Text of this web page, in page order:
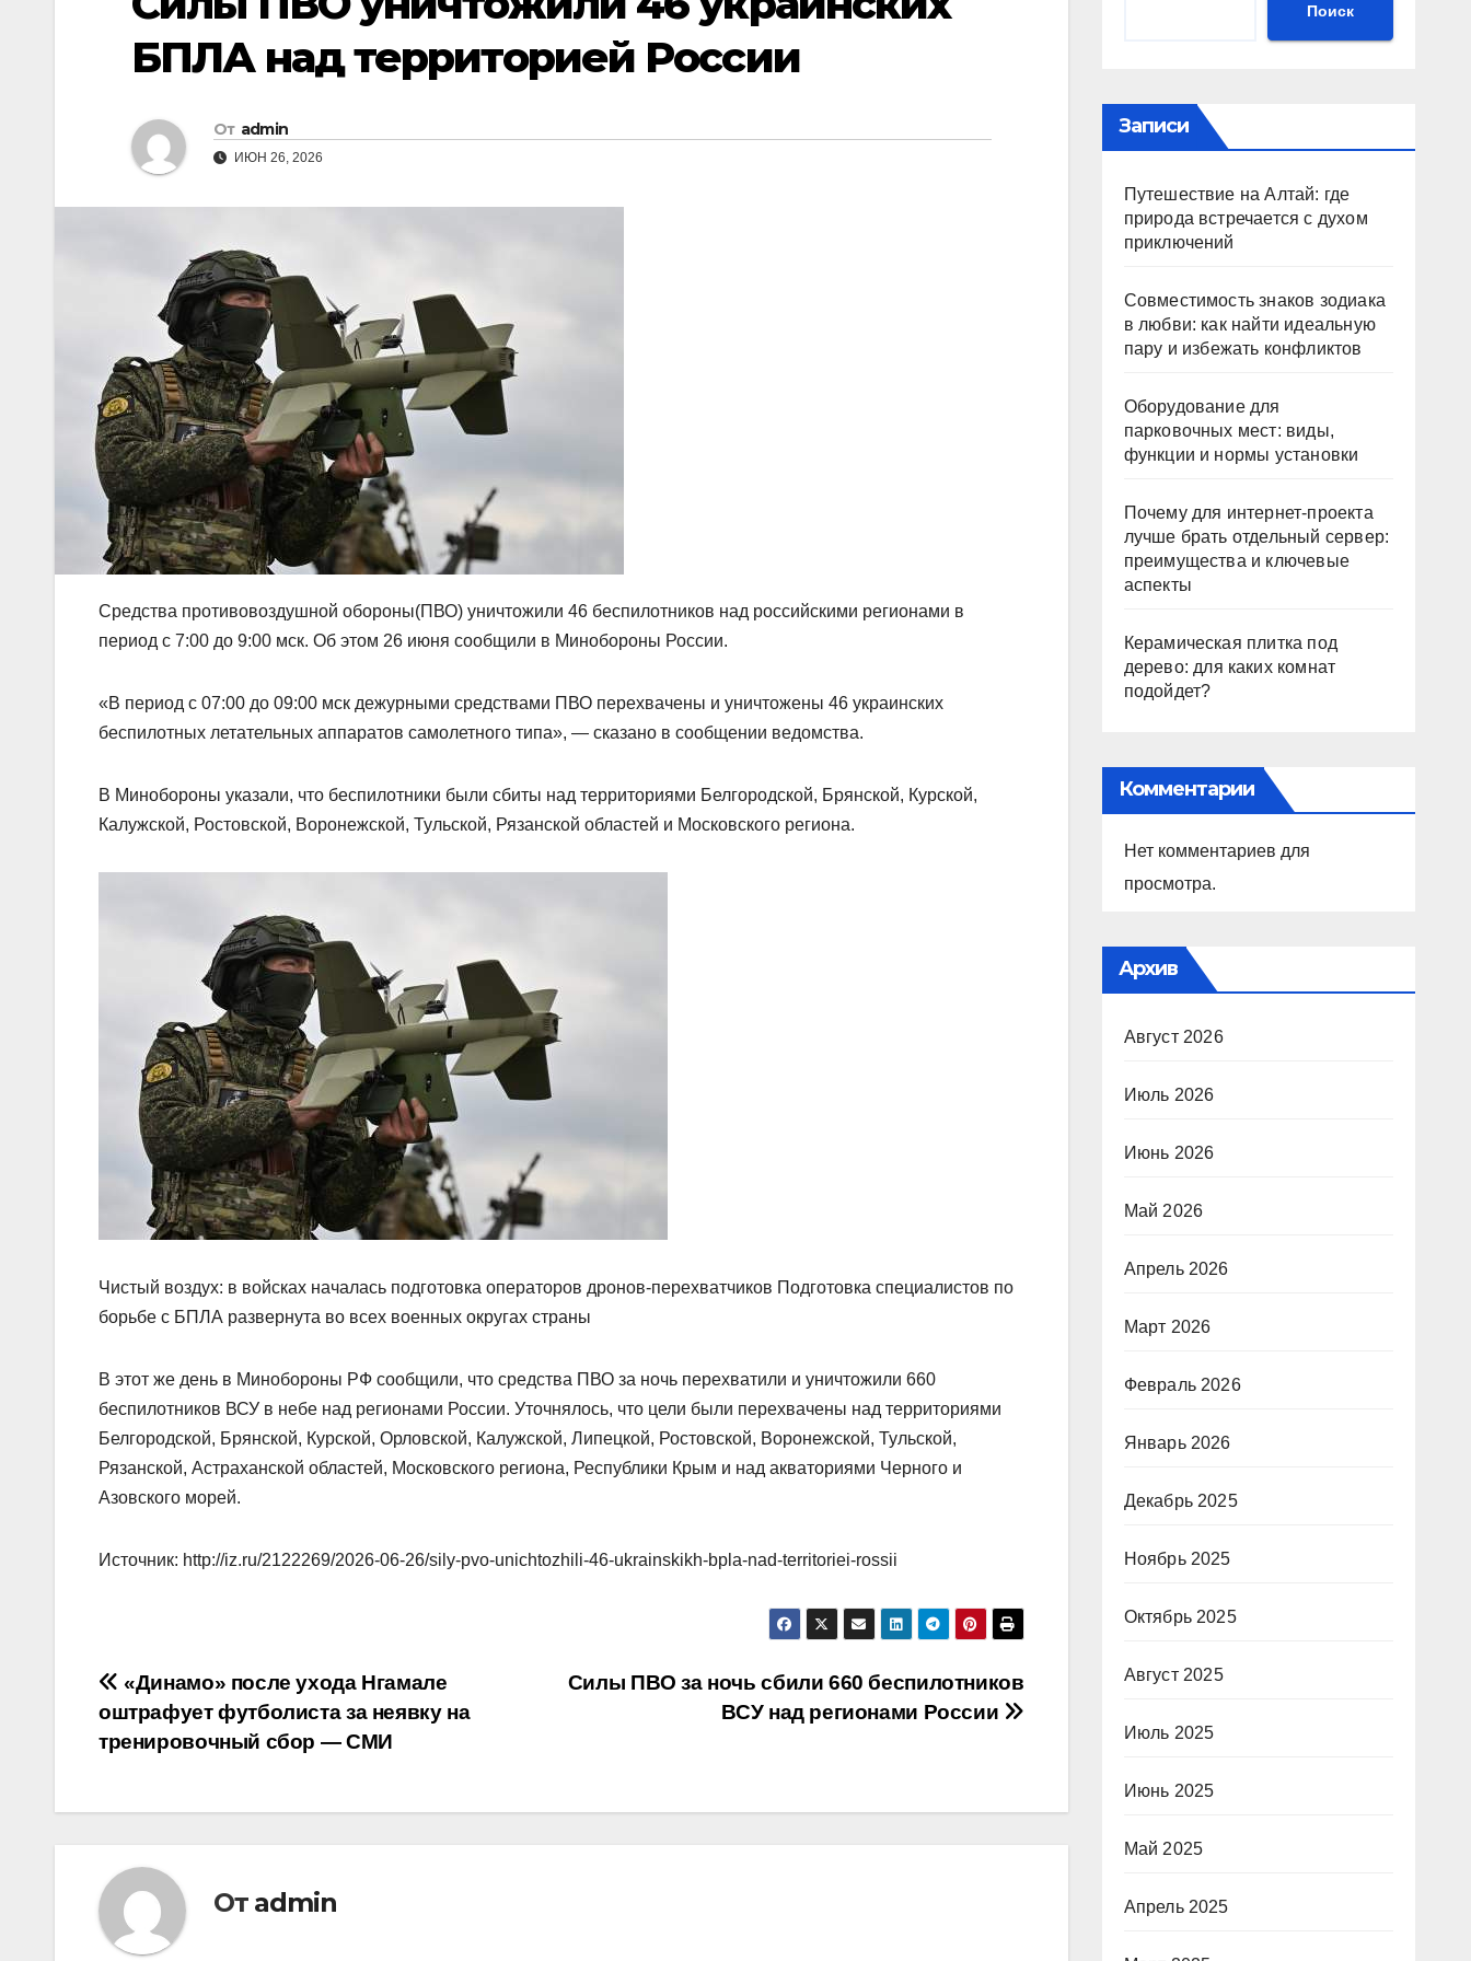
БПЛА над территорией России
От admin
ИЮН 26, 2026
Средства противовоздушной обороны(ПВО) уничтожили 46 беспилотников над российскими регионами в
период с 7:00 до 9:00 мск. Об этом 26 июня сообщили в Минобороны России.
«В период с 07:00 до 09:00 мск дежурными средствами ПВО перехвачены и уничтожены 46 украинских
беспилотных летательных аппаратов самолетного типа», — сказано в сообщении ведомства.
В Минобороны указали, что беспилотники были сбиты над территориями Белгородской, Брянской, Курской,
Калужской, Ростовской, Воронежской, Тульской, Рязанской областей и Московского региона.
Чистый воздух: в войсках началась подготовка операторов дронов-перехватчиков Подготовка специалистов по
борьбе с БПЛА развернута во всех военных округах страны
В этот же день в Минобороны РФ сообщили, что средства ПВО за ночь перехватили и уничтожили 660
беспилотников ВСУ в небе над регионами России. Уточнялось, что цели были перехвачены над территориями
Белгородской, Брянской, Курской, Орловской, Калужской, Липецкой, Ростовской, Воронежской, Тульской,
Рязанской, Астраханской областей, Московского региона, Республики Крым и над акваториями Черного и
Азовского морей.
Источник: http://iz.ru/2122269/2026-06-26/sily-pvo-unichtozhili-46-ukrainskikh-bpla-nad-territoriei-rossii
Навигация
по
Силы ПВО за ночь сбили 660 беспилотников
ВСУ над регионами России
«Динамо» после ухода Нгамале
оштрафует футболиста за неявку на
тренировочный сбор — СМИ
От admin
Поиск
Записи
Путешествие на Алтай: где
природа встречается с духом
приключений
Совместимость знаков зодиака
в любви: как найти идеальную
пару и избежать конфликтов
Оборудование для
парковочных мест: виды,
функции и нормы установки
Почему для интернет-проекта
лучше брать отдельный сервер:
преимущества и ключевые
аспекты
Керамическая плитка под
дерево: для каких комнат
подойдет?
Комментарии
Нет комментариев для
просмотра.
Архив
Август 2026
Июль 2026
Июнь 2026
Май 2026
Апрель 2026
Март 2026
Февраль 2026
Январь 2026
Декабрь 2025
Ноябрь 2025
Октябрь 2025
Август 2025
Июль 2025
Июнь 2025
Май 2025
Апрель 2025